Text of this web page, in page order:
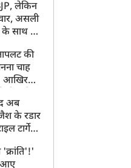
बिनसर महादेव
धामी ने मंदिर से
सोशल मीडिया पर
लेकिन
असली
के साथ हो
की
चाह
आखिर
अब
के रडार
टार्गेट
आए